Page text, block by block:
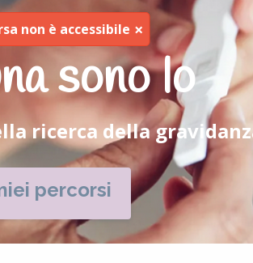
non è accessibile ×
sono Io
ricerca della
percorsi